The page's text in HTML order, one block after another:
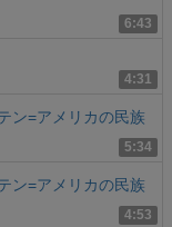
6:43
4:31
5:34
ン=アメリカの民族
4:53
ン=アメリカの民族